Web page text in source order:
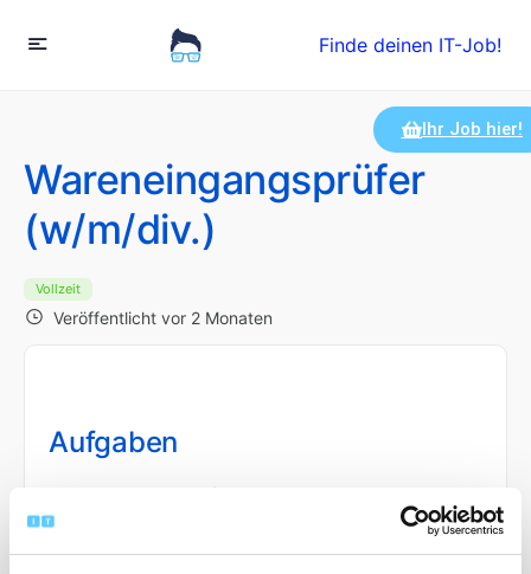
Finde deinen IT-Job!
Wareneingangsprüfer
(w/m/div.)
Vollzeit
Veröffentlicht vor 2 Monaten
Ihr Job hier!
Aufgaben
Wareneingangsprüfung
Wareneingangsprüfpläne erstellen,